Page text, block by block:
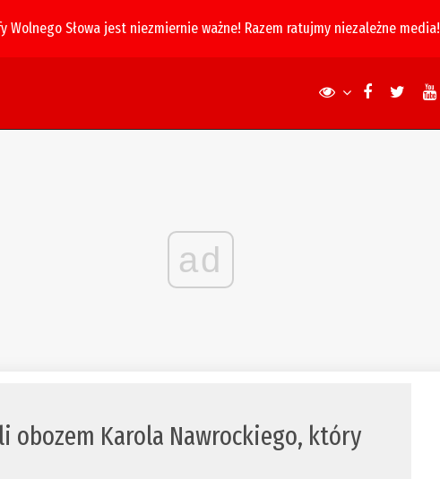
Wolnego Słowa jest niezmiernie ważne! Razem ratujmy niezależne media!
ad
obozem Karola Nawrockiego, który